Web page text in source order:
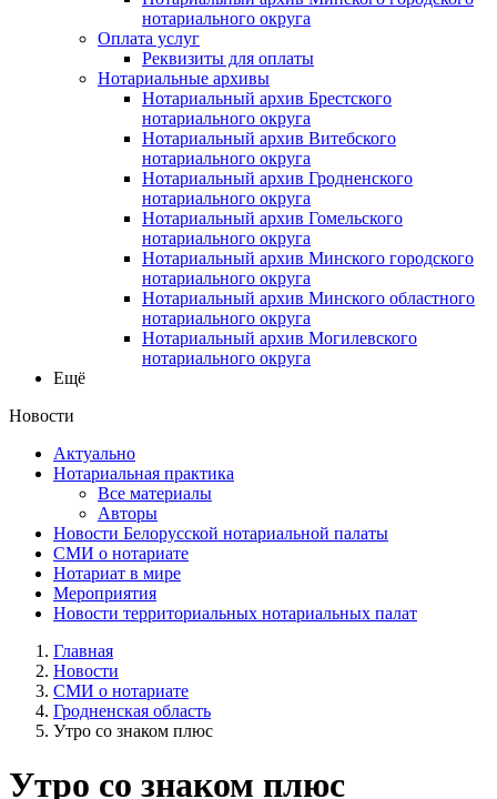
нотариального округа
Оплата услуг
Реквизиты для оплаты
Нотариальные архивы
Нотариальный архив Брестского
нотариального округа
Нотариальный архив Витебского
нотариального округа
Нотариальный архив Гродненского
нотариального округа
Нотариальный архив Гомельского
нотариального округа
Нотариальный архив Минского городского
нотариального округа
Нотариальный архив Минского областного
нотариального округа
Нотариальный архив Могилевского
нотариального округа
Ещё
Новости
Актуально
Нотариальная практика
Все материалы
Авторы
Новости Белорусской нотариальной палаты
СМИ о нотариате
Нотариат в мире
Мероприятия
Новости территориальных нотариальных палат
Главная
Новости
СМИ о нотариате
Гродненская область
Утро со знаком плюс
Утро со знаком плюс